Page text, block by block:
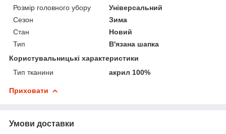
Розмір головного убору
Універсальний
Сезон
Зима
Стан
Новий
Тип
В'язана шапка
Користувальницькі характеристики
Тип тканини
акрил 100%
Приховати
Умови доставки